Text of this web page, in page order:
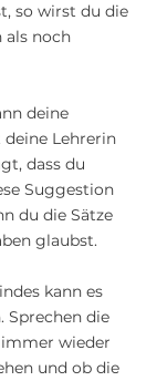
so wirst du die
als noch
deine
Lehrerin
dass du
Suggestion
du die Sätze
glaubst.
kann es
Sprechen die
wieder
und ob die